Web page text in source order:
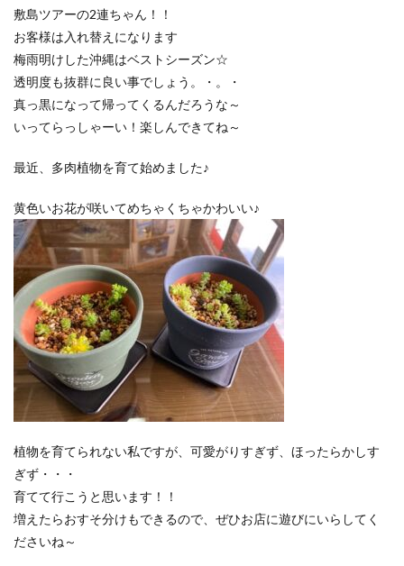
敷島ツアーの2連ちゃん！！
お客様は入れ替えになります
梅雨明けした沖縄はベストシーズン☆
透明度も抜群に良い事でしょう。・。・
真っ黒になって帰ってくるんだろうな～
いってらっしゃーい！楽しんできてね～
最近、多肉植物を育て始めました♪
黄色いお花が咲いてめちゃくちゃかわいい♪
植物を育てられない私ですが、可愛がりすぎず、ほったらかしす
ぎず・・・
育てて行こうと思います！！
増えたらおすそ分けもできるので、ぜひお店に遊びにいらしてく
ださいね～